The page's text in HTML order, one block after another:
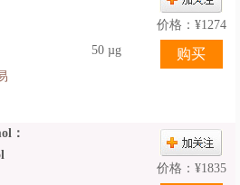
50 µg
价格： ¥1274
：
价格： ¥1835